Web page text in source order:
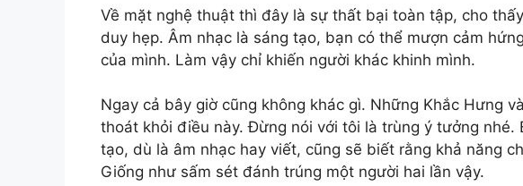
Về mặt nghệ thuật thì đây là sự thất bại toàn tập, cho
duy hẹp. Âm nhạc là sáng tạo, bạn có thể mượn cảm
của mình. Làm vậy chỉ khiến người khác khinh mình.
Ngay cả bây giờ cũng không khác gì. Những Khắc Hưng
thoát khỏi điều này. Đừng nói với tôi là trùng ý tưởng nhé.
tạo, dù là âm nhạc hay viết, cũng sẽ biết rằng khả năng
Giống như sấm sét đánh trúng một người hai lần vậy.